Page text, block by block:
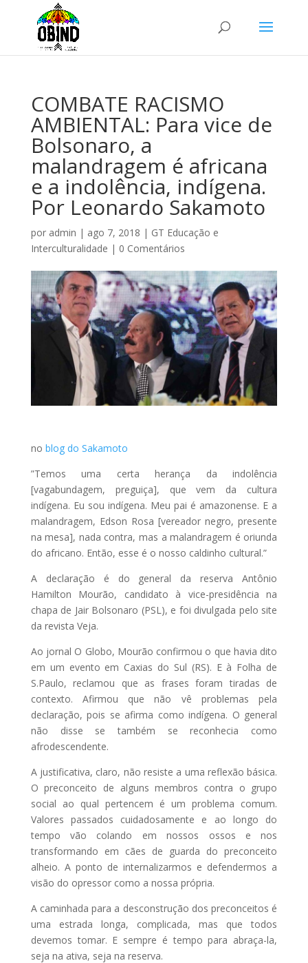
COMBATE RACISMO
AMBIENTAL: Para vice de
Bolsonaro, a
malandragem é africana
e a indolência, indígena.
Por Leonardo Sakamoto
por admin | ago 7, 2018 | GT Educação e
Interculturalidade | 0 Comentários
no blog do Sakamoto
”Temos uma certa herança da indolência
[vagabundagem, preguiça], que vem da cultura
indígena. Eu sou indígena. Meu pai é amazonense. E a
malandragem, Edson Rosa [vereador negro, presente
na mesa], nada contra, mas a malandragem é oriunda
do africano. Então, esse é o nosso caldinho cultural.”
A declaração é do general da reserva Antônio
Hamilton Mourão, candidato à vice-presidência na
chapa de Jair Bolsonaro (PSL), e foi divulgada pelo site
da revista Veja.
Ao jornal O Globo, Mourão confirmou o que havia dito
em um evento em Caxias do Sul (RS). E à Folha de
S.Paulo, reclamou que as frases foram tiradas de
contexto. Afirmou que não vê problemas pela
declaração, pois se afirma como indígena. O general
não disse se também se reconhecia como
afrodescendente.
A justificativa, claro, não resiste a uma reflexão básica.
O preconceito de alguns membros contra o grupo
social ao qual pertencem é um problema comum.
Valores passados cuidadosamente e ao longo do
tempo vão colando em nossos ossos e nos
transformando em cães de guarda do preconceito
alheio. A ponto de internalizarmos e defendermos a
visão do opressor como a nossa própria.
A caminhada para a desconstrução dos preconceitos é
uma estrada longa, complicada, mas que todos
devemos tomar. E sempre é tempo para abraça-la,
seja na ativa, seja na reserva.